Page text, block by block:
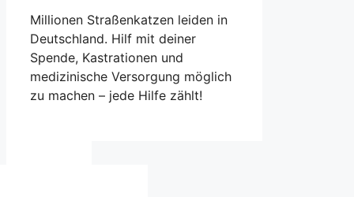
Millionen Straßenkatzen leiden in
Deutschland. Hilf mit deiner
Spende, Kastrationen und
medizinische Versorgung möglich
zu machen – jede Hilfe zählt!